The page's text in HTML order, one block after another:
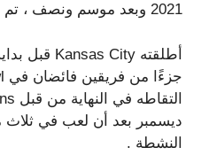
2021 وبعد موسم ونصف ، تم تداوله إلى رؤساء القبائل.
ديسمبر بعد أن لعب في ثلاث
النشطة .